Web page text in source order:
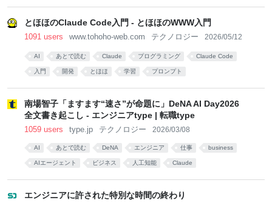
とほほのClaude Code入門 - とほほのWWW入門
1091 users www.tohoho-web.com テクノロジー 2026/05/12
AI あとで読む Claude プログラミング Claude Code
入門 開発 とほほ 学習 プロンプト
南場智子「ますます“速さ”が命題に」DeNA AI Day2026
全文書き起こし - エンジニアtype | 転職type
1059 users type.jp テクノロジー 2026/03/08
AI あとで読む DeNA エンジニア 仕事 business
AIエージェント ビジネス 人工知能 Claude
エンジニアに許された特別な時間の終わり